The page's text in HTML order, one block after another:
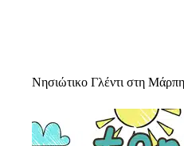
Νησιώτικο Γλέντι στη